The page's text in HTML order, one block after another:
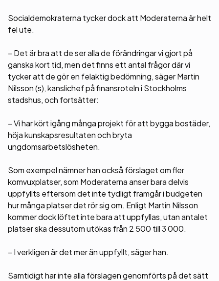
Socialdemokraterna tycker dock att Moderaterna är helt
fel ute.
– Det är bra att de ser alla de förändringar vi gjort på
ganska kort tid, men det finns ett antal frågor där vi
tycker att de gör en felaktig bedömning, säger Martin
Nilsson (s), kanslichef på finansroteln i Stockholms
stadshus, och fortsätter:
– Vi har kört igång många projekt för att bygga bostäder,
höja kunskapsresultaten och bryta
ungdomsarbetslösheten.
Som exempel nämner han också förslaget om fler
komvuxplatser, som Moderaterna anser bara delvis
uppfyllts eftersom det inte tydligt framgår i budgeten
hur många platser det rör sig om. Enligt Martin Nilsson
kommer dock löftet inte bara att uppfyllas, utan antalet
platser ska dessutom utökas från 2 500 till 3 000.
– I verkligen är det mer än uppfyllt, säger han.
Samtidigt har inte alla förslagen genomförts på det sätt